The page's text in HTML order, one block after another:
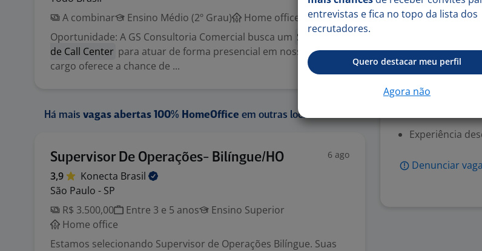
A combinar
Ensino Médio (2º Grau)
Home office
Oportunidade: A GS Consultoria Comercial busca um Supervisor
de Call Center para atuar de forma presencial em nossa sede. O
cargo oferece a chance de ...
Há mais vagas abertas 100% HomeOffice em outras localidades:
Supervisor De Operações- Bilíngue/HO 6 ago
3,9 Konecta Brasil
São Paulo - SP
R$ 3.500,00
Entre 3 e 5 anos
Ensino Superior
Home office
Estamos selecionando Supervisor de Operações Bilíngue. Suas
Escolaridade
Experiência
Denunciar vaga
entrevistas e fica no topo da lista dos
recrutadores.
Quero destacar meu perfil
Agora não